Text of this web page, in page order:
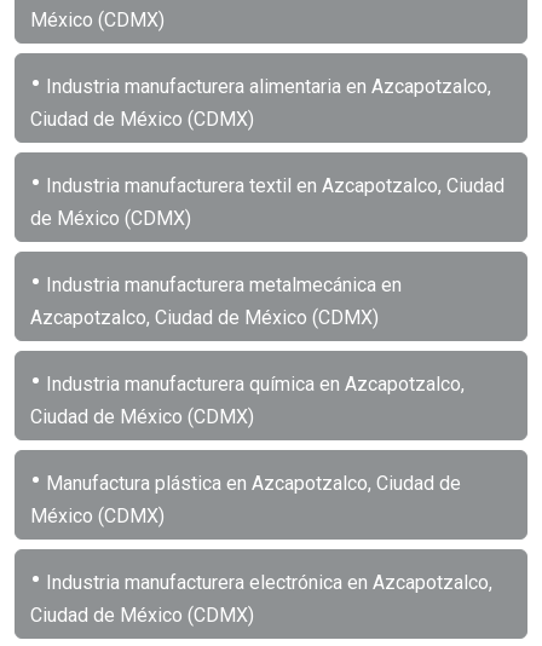
México (CDMX)
• Industria manufacturera alimentaria en Azcapotzalco,
Ciudad de México (CDMX)
• Industria manufacturera textil en Azcapotzalco, Ciudad
de México (CDMX)
• Industria manufacturera metalmecánica en
Azcapotzalco, Ciudad de México (CDMX)
• Industria manufacturera química en Azcapotzalco,
Ciudad de México (CDMX)
• Manufactura plástica en Azcapotzalco, Ciudad de
México (CDMX)
• Industria manufacturera electrónica en Azcapotzalco,
Ciudad de México (CDMX)